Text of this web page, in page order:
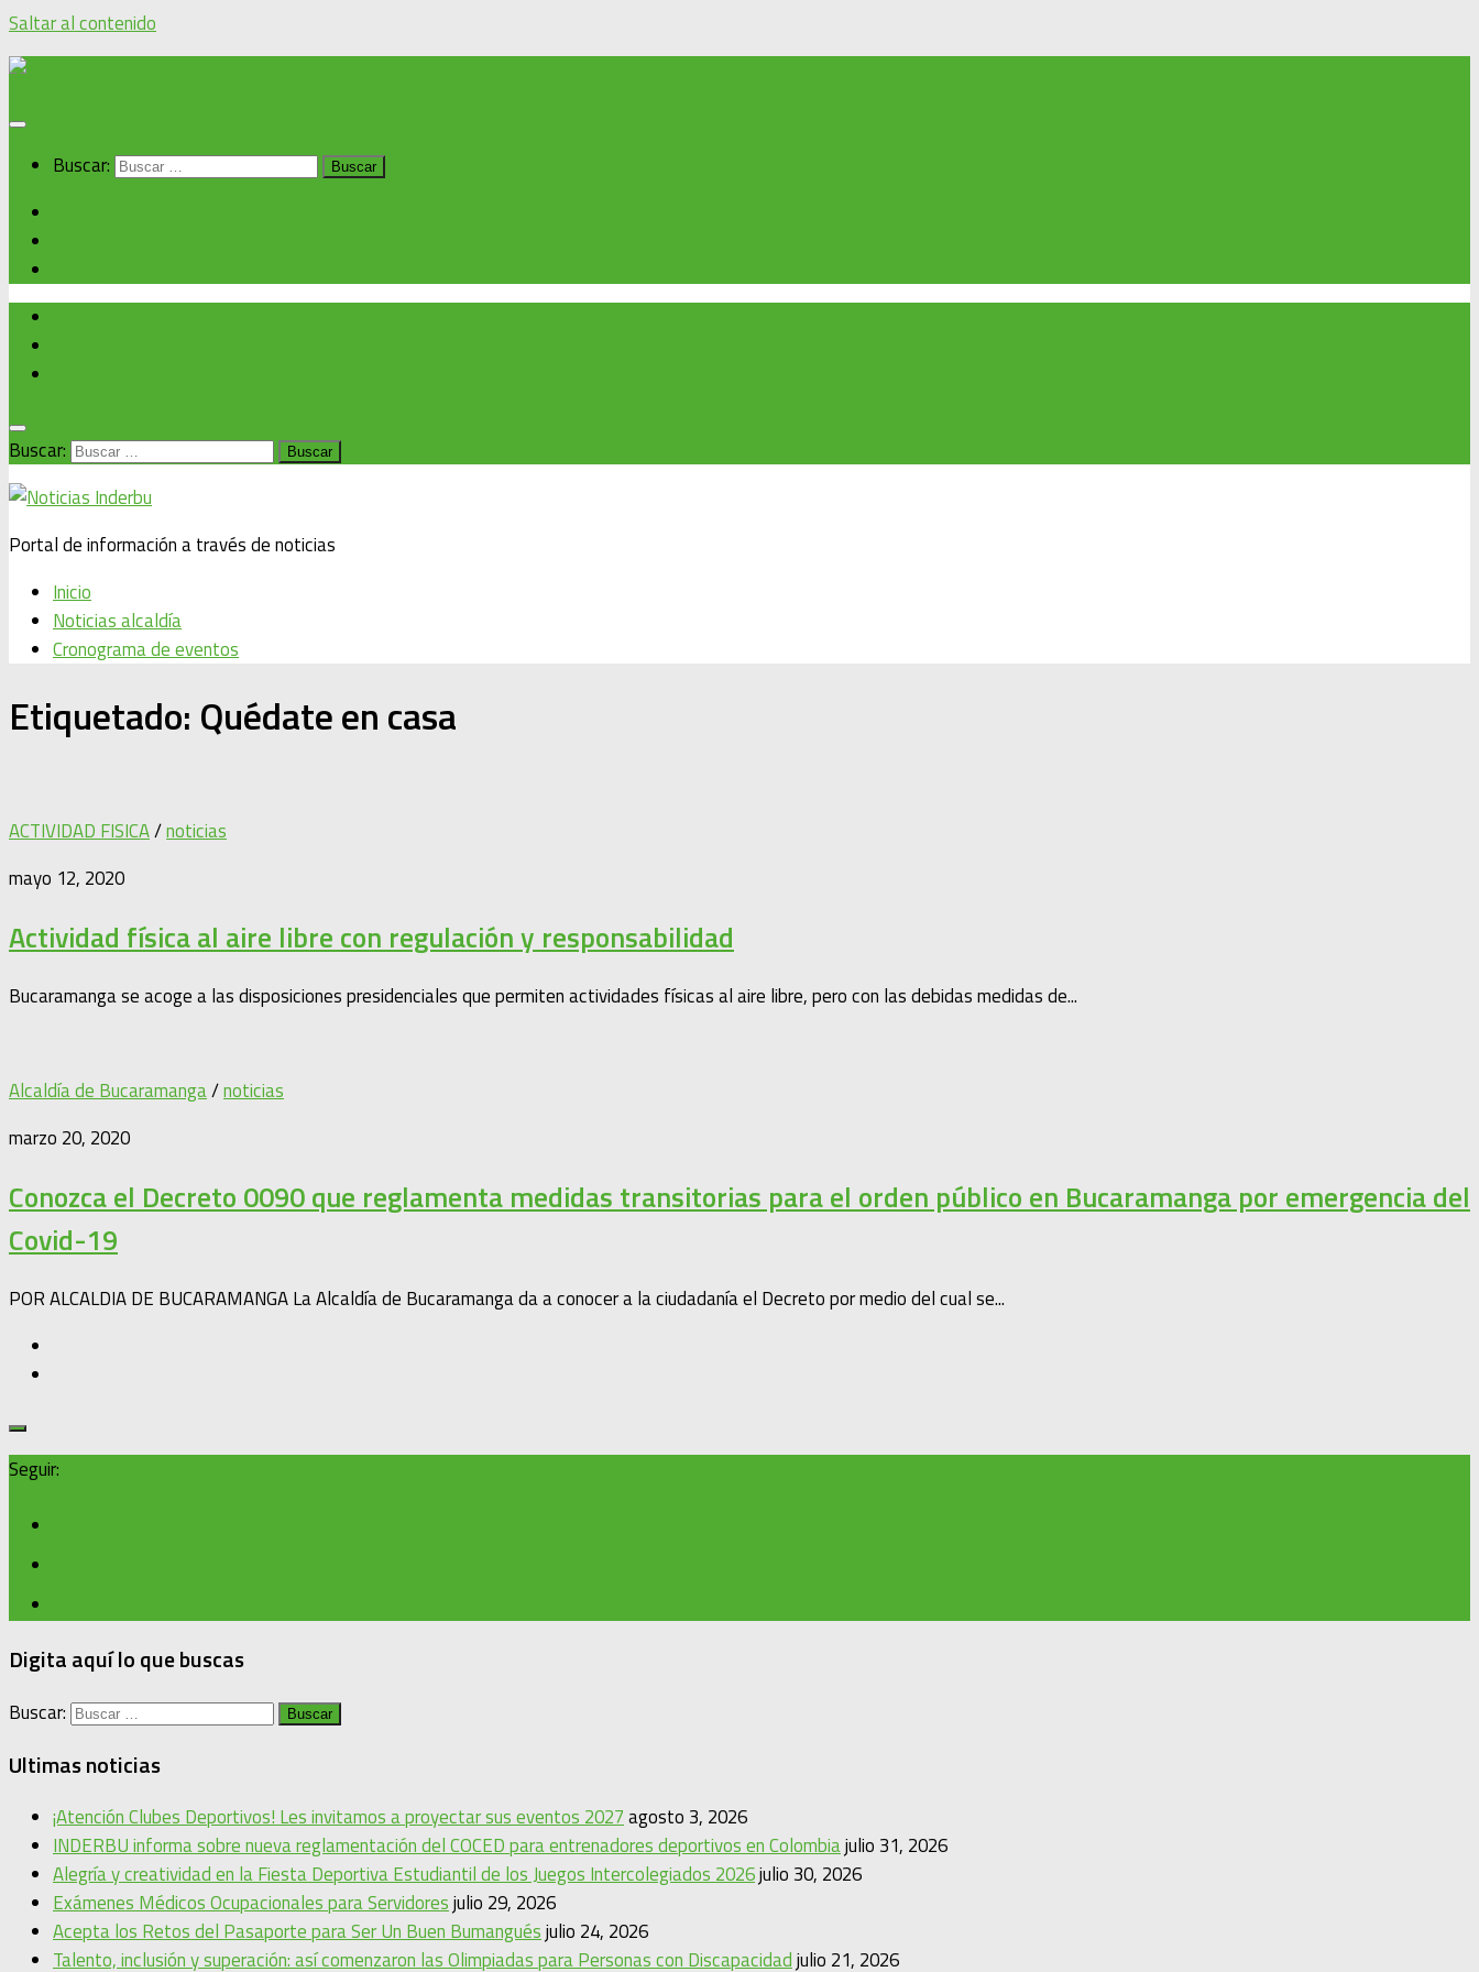
Saltar al contenido
Buscar:
Buscar:
Portal de información a través de noticias
Inicio
Noticias alcaldía
Cronograma de eventos
Etiquetado: Quédate en casa
ACTIVIDAD FISICA/noticias
mayo 12, 2020
Actividad física al aire libre con regulación y responsabilidad
Bucaramanga se acoge a las disposiciones presidenciales que permiten actividades físicas al aire libre, pero con las debidas medidas de...
Alcaldía de Bucaramanga/noticias
marzo 20, 2020
Conozca el Decreto 0090 que reglamenta medidas transitorias para el orden público en Bucaramanga por emergencia del
Covid-19
POR ALCALDIA DE BUCARAMANGA La Alcaldía de Bucaramanga da a conocer a la ciudadanía el Decreto por medio del cual se...
Seguir:
Digita aquí lo que buscas
Buscar:
Ultimas noticias
¡Atención Clubes Deportivos! Les invitamos a proyectar sus eventos 2027agosto 3, 2026
INDERBU informa sobre nueva reglamentación del COCED para entrenadores deportivos en Colombiajulio 31, 2026
Alegría y creatividad en la Fiesta Deportiva Estudiantil de los Juegos Intercolegiados 2026julio 30, 2026
Exámenes Médicos Ocupacionales para Servidoresjulio 29, 2026
Acepta los Retos del Pasaporte para Ser Un Buen Bumanguésjulio 24, 2026
Talento, inclusión y superación: así comenzaron las Olimpiadas para Personas con Discapacidadjulio 21, 2026